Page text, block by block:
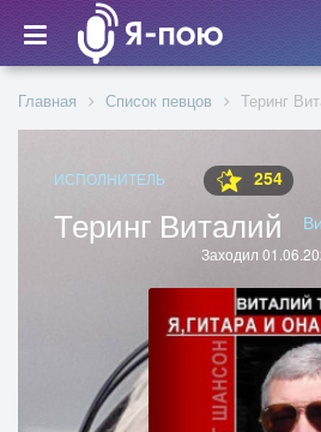
Главная Список певцов Теринг
ИСПОЛНИТЕЛЬ 254
Теринг Виталий
Заходил